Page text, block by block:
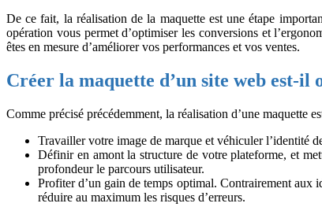
De ce fait, la réalisation de la maquette est une étape
opération vous permet d’optimiser les conversions et
êtes en mesure d’améliorer vos performances et vos ventes.
Créer la maquette d’un site web est-il
Comme précisé précédemment, la réalisation d’une maquette
Travailler votre image de marque et véhiculer l’identité
Définir en amont la structure de votre plateforme, et
profondeur le parcours utilisateur.
Profiter d’un gain de temps optimal. Contrairement aux
réduire au maximum les risques d’erreurs.